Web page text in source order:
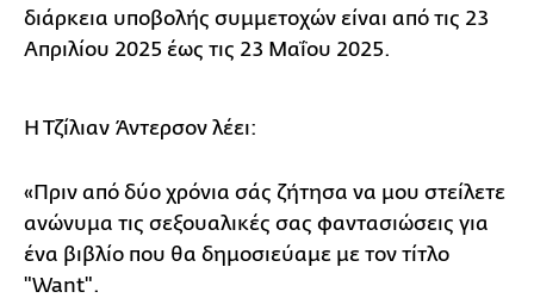
διάρκεια υποβολής συμμετοχών είναι από τις 23
Απριλίου 2025 έως τις 23 Μαΐου 2025.
Η Τζίλιαν Άντερσον λέει:
«Πριν από δύο χρόνια σάς ζήτησα να μου στείλετε
ανώνυμα τις σεξουαλικές σας φαντασιώσεις για
ένα βιβλίο που θα δημοσιεύαμε με τον τίτλο
"Want".